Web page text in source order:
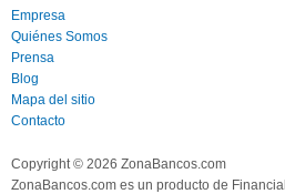
Empresa
Quiénes Somos
Prensa
Blog
Mapa del sitio
Contacto
Copyright © 2026 ZonaBancos.com
ZonaBancos.com es un producto de